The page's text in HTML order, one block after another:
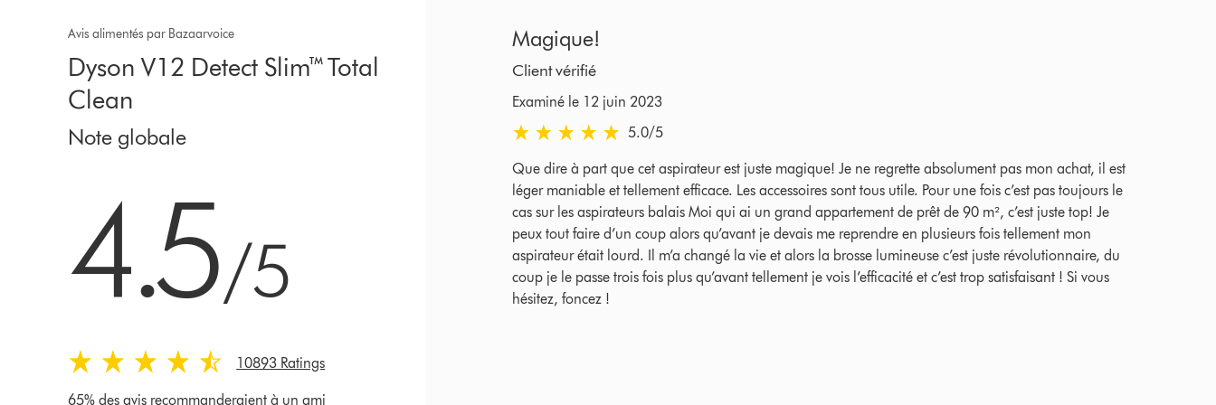
Avis alimentés par Bazaarvoice
Dyson V12 Detect Slim™ Total
Clean
Note globale
4.5/5
10893 Ratings
65% des avis recommanderaient à un ami
Magique!
Client vérifié
Examiné le 12 juin 2023
5.0 étoiles sur 5 de Examiné le 12 juin 2023 Ratings
5.0/5
Que dire à part que cet aspirateur est juste magique! Je ne regrette absolument pas mon achat, il est
léger maniable et tellement efficace. Les accessoires sont tous utile. Pour une fois c’est pas toujours le
cas sur les aspirateurs balais Moi qui ai un grand appartement de prêt de 90 m², c’est juste top! Je
peux tout faire d’un coup alors qu’avant je devais me reprendre en plusieurs fois tellement mon
aspirateur était lourd. Il m’a changé la vie et alors la brosse lumineuse c’est juste révolutionnaire, du
coup je le passe trois fois plus qu’avant tellement je vois l’efficacité et c’est trop satisfaisant ! Si vous
hésitez, foncez !